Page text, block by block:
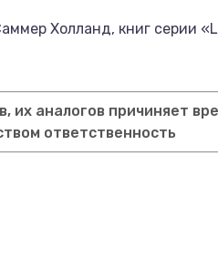
Холланд, книг серии
их аналогов причиняет
ответственность